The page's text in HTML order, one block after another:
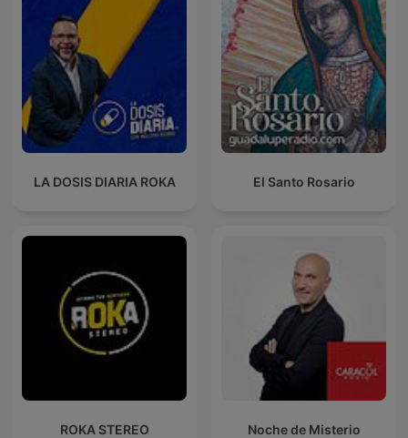
LA DOSIS DIARIA ROKA El Santo Rosario
ROKA STEREO Noche de Misterio